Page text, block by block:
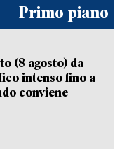
Primo piano
(8 agosto) da
intenso fino a
conviene